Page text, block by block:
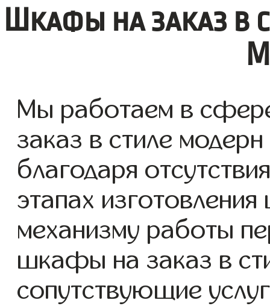
Шкафы на заказ в
Мы работаем в
заказ в стиле
благодаря
этапах
механизму работы
шкафы на заказ в
сопутствующие